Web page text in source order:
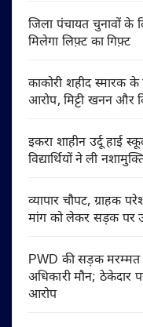
जिला पंचायत चुनावों
मिलेगा लिफ़्ट का गिफ़्ट
काकोरी शहीद स्मारक
आरोप, मिट्टी खनन और
इकरा शाहीन उर्दू हाई
विद्यार्थियों ने ली
व्यापार चौपट, ग्राहक
मांग को लेकर सड़क पर
PWD की सड़क मरम्मत
अधिकारी मौन; ठेकेदार
आरोप